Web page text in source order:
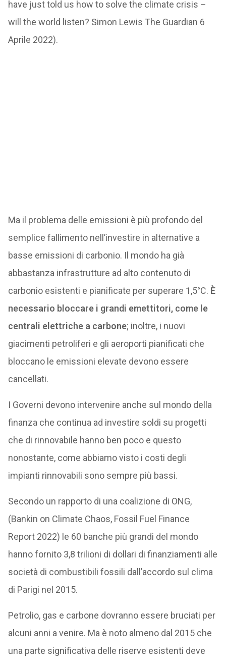
have just told us how to solve the climate crisis –
will the world listen? Simon Lewis The Guardian 6
Aprile 2022).
Ma il problema delle emissioni è più profondo del
semplice fallimento nell’investire in alternative a
basse emissioni di carbonio. Il mondo ha già
abbastanza infrastrutture ad alto contenuto di
carbonio esistenti e pianificate per superare 1,5°C. È
necessario bloccare i grandi emettitori, come le
centrali elettriche a carbone; inoltre, i nuovi
giacimenti petroliferi e gli aeroporti pianificati che
bloccano le emissioni elevate devono essere
cancellati.
I Governi devono intervenire anche sul mondo della
finanza che continua ad investire soldi su progetti
che di rinnovabile hanno ben poco e questo
nonostante, come abbiamo visto i costi degli
impianti rinnovabili sono sempre più bassi.
Secondo un rapporto di una coalizione di ONG,
(Bankin on Climate Chaos, Fossil Fuel Finance
Report 2022) le 60 banche più grandi del mondo
hanno fornito 3,8 trilioni di dollari di finanziamenti alle
società di combustibili fossili dall’accordo sul clima
di Parigi nel 2015.
Petrolio, gas e carbone dovranno essere bruciati per
alcuni anni a venire. Ma è noto almeno dal 2015 che
una parte significativa delle riserve esistenti deve